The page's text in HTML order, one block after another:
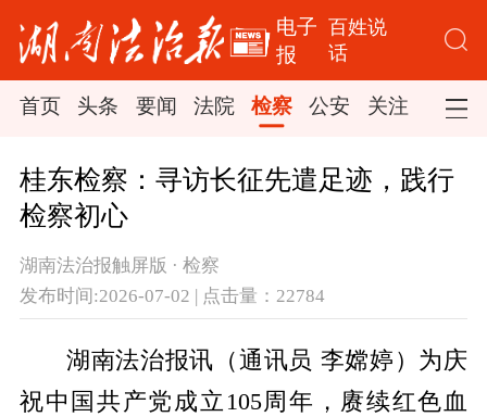
电子
报
百姓说
话
首页 头条 要闻 法院 检察 公安 关注 司法
桂东检察：寻访长征先遣足迹，践行
检察初心
湖南法治报触屏版 · 检察
发布时间:2026-07-02 | 点击量：22784
湖南法治报讯（通讯员 李嫦婷）为庆
祝中国共产党成立105周年，赓续红色血